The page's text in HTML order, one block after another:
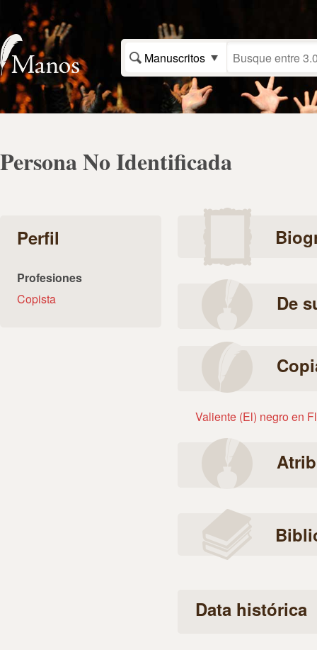
Manuscritos
Persona No Identificada
Perfil
Profesiones
Copista
De
Valiente (El) negro en
Data histórica